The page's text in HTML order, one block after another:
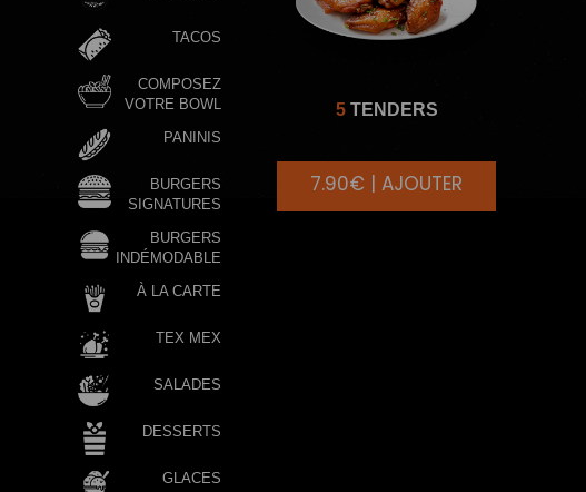
TACOS
COMPOSEZ
VOTRE BOWL
PANINIS
BURGERS
SIGNATURES
BURGERS
INDÉMODABLE
À LA CARTE
TEX MEX
SALADES
DESSERTS
GLACES
5TENDERS
7.90€ | AJOUTER